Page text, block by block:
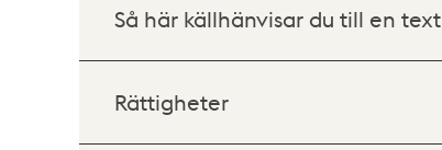
Så här källhänvisar du till en text
Rättigheter